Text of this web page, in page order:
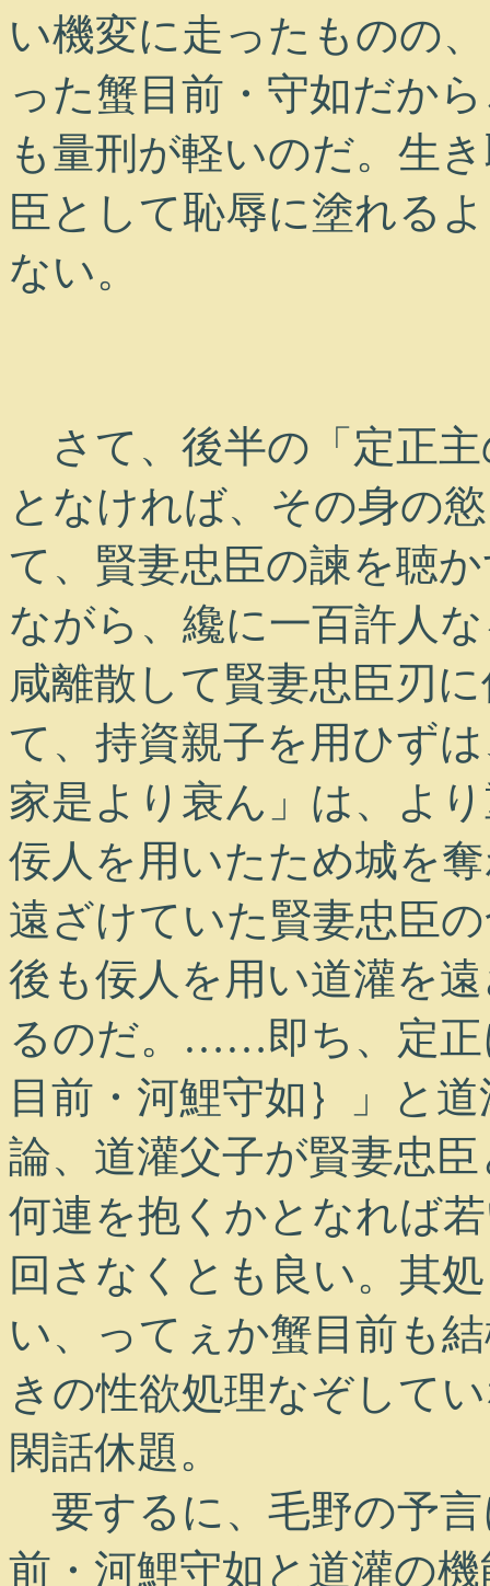
い機変に走ったものの
った蟹目前・守如だか
も量刑が軽いのだ。生
臣として恥辱に塗れる
ない。
さて、後半の「定正
となければ、その身の
て、賢妻忠臣の諫を聴
ながら、纔に一百許人
咸離散して賢妻忠臣刃
て、持資親子を用ひず
家是より衰ん」は、よ
佞人を用いたため城を
遠ざけていた賢妻忠臣
後も佞人を用い道灌を
るのだ。……即ち、定正
目前・河鯉守如｝」と
論、道灌父子が賢妻忠
何連を抱くかとなれば
回さなくとも良い。其
い、ってぇか蟹目前も
きの性欲処理なぞして
閑話休題。
要するに、毛野の予言
前・河鯉守如と道灌の